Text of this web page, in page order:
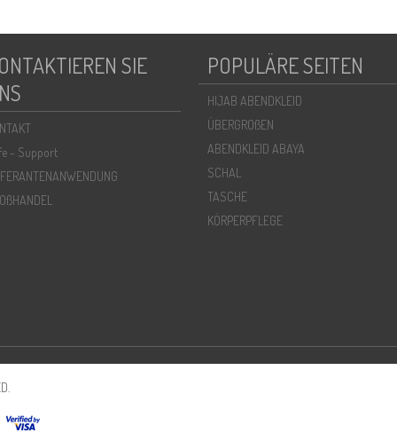
SIE
- Support
POPULÄRE SEITEN
HIJAB ABENDKLEID
ÜBERGROßEN
ABENDKLEID ABAYA
SCHAL
TASCHE
KÖRPERPFLEGE